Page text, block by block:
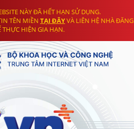
NÀY ĐÃ HẾT HẠN SỬ DỤNG.
TÊN MIỀN TẠI ĐÂYVÀ LIÊN HỆ NHÀ ĐĂNG
THỰC HIỆN GIA HẠN.